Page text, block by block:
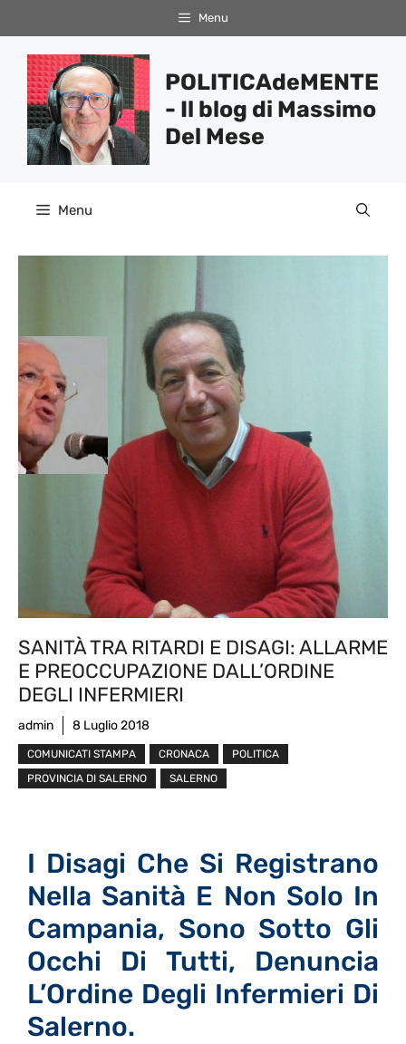
al
contenuto
Menu
POLITICAdeMENTE
- Il blog di Massimo
Del Mese
Menu
SANITÀ TRA RITARDI E DISAGI: ALLARME
E PREOCCUPAZIONE DALL’ORDINE
DEGLI INFERMIERI
admin 8 Luglio 2018
COMUNICATI STAMPA CRONACA
POLITICA
PROVINCIA DI SALERNO
SALERNO
I Disagi Che Si Registrano
Nella Sanità E Non Solo In
Campania, Sono Sotto Gli
Occhi Di Tutti, Denuncia
L’Ordine Degli Infermieri Di
Salerno.